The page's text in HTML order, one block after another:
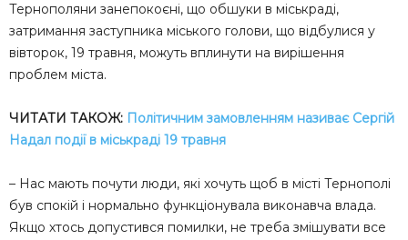
Тернополяни занепокоєні, що обшуки в міськраді,
затримання заступника міського голови, що відбулися у
вівторок, 19 травня, можуть вплинути на вирішення
проблем міста.
ЧИТАТИ ТАКОЖ: Політичним замовленням називає Сергій
Надал події в міськраді 19 травня
– Нас мають почути люди, які хочуть щоб в місті Тернополі
був спокій і нормально функціонувала виконавча влада.
Якщо хтось допустився помилки, не треба змішувати все